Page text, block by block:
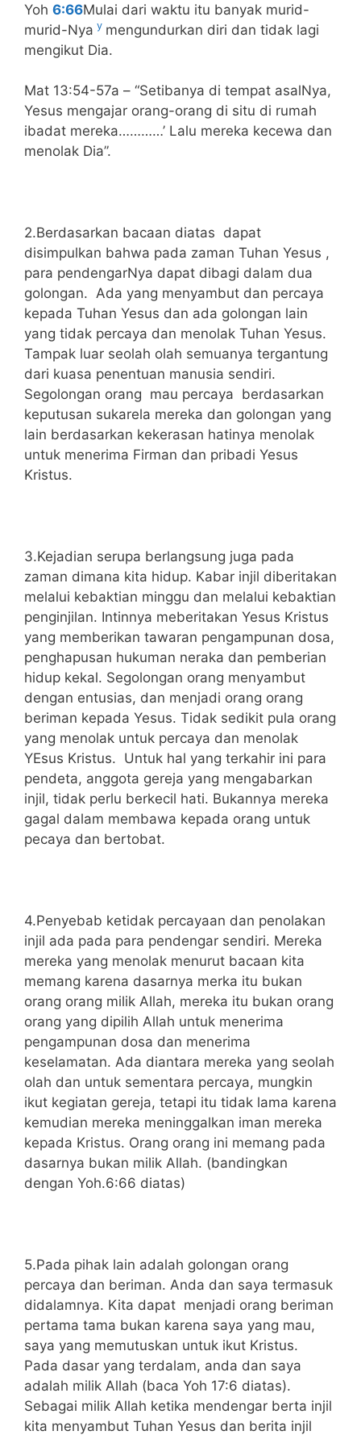
Yoh 6:66Mulai dari waktu itu banyak murid-
murid-Nya y mengundurkan diri dan tidak lagi
mengikut Dia.
Mat 13:54-57a – “Setibanya di tempat asalNya,
Yesus mengajar orang-orang di situ di rumah
ibadat mereka…………’ Lalu mereka kecewa dan
menolak Dia”.
2.Berdasarkan bacaan diatas dapat
disimpulkan bahwa pada zaman Tuhan Yesus ,
para pendengarNya dapat dibagi dalam dua
golongan. Ada yang menyambut dan percaya
kepada Tuhan Yesus dan ada golongan lain
yang tidak percaya dan menolak Tuhan Yesus.
Tampak luar seolah olah semuanya tergantung
dari kuasa penentuan manusia sendiri.
Segolongan orang mau percaya berdasarkan
keputusan sukarela mereka dan golongan yang
lain berdasarkan kekerasan hatinya menolak
untuk menerima Firman dan pribadi Yesus
Kristus.
3.Kejadian serupa berlangsung juga pada
zaman dimana kita hidup. Kabar injil diberitakan
melalui kebaktian minggu dan melalui kebaktian
penginjilan. Intinnya meberitakan Yesus Kristus
yang memberikan tawaran pengampunan dosa,
penghapusan hukuman neraka dan pemberian
hidup kekal. Segolongan orang menyambut
dengan entusias, dan menjadi orang orang
beriman kepada Yesus. Tidak sedikit pula orang
yang menolak untuk percaya dan menolak
YEsus Kristus. Untuk hal yang terkahir ini para
pendeta, anggota gereja yang mengabarkan
injil, tidak perlu berkecil hati. Bukannya mereka
gagal dalam membawa kepada orang untuk
pecaya dan bertobat.
4.Penyebab ketidak percayaan dan penolakan
injil ada pada para pendengar sendiri. Mereka
mereka yang menolak menurut bacaan kita
memang karena dasarnya merka itu bukan
orang orang milik Allah, mereka itu bukan orang
orang yang dipilih Allah untuk menerima
pengampunan dosa dan menerima
keselamatan. Ada diantara mereka yang seolah
olah dan untuk sementara percaya, mungkin
ikut kegiatan gereja, tetapi itu tidak lama karena
kemudian mereka meninggalkan iman mereka
kepada Kristus. Orang orang ini memang pada
dasarnya bukan milik Allah. (bandingkan
dengan Yoh.6:66 diatas)
5.Pada pihak lain adalah golongan orang
percaya dan beriman. Anda dan saya termasuk
didalamnya. Kita dapat menjadi orang beriman
pertama tama bukan karena saya yang mau,
saya yang memutuskan untuk ikut Kristus.
Pada dasar yang terdalam, anda dan saya
adalah milik Allah (baca Yoh 17:6 diatas).
Sebagai milik Allah ketika mendengar berta injil
kita menyambut Tuhan Yesus dan berita injil